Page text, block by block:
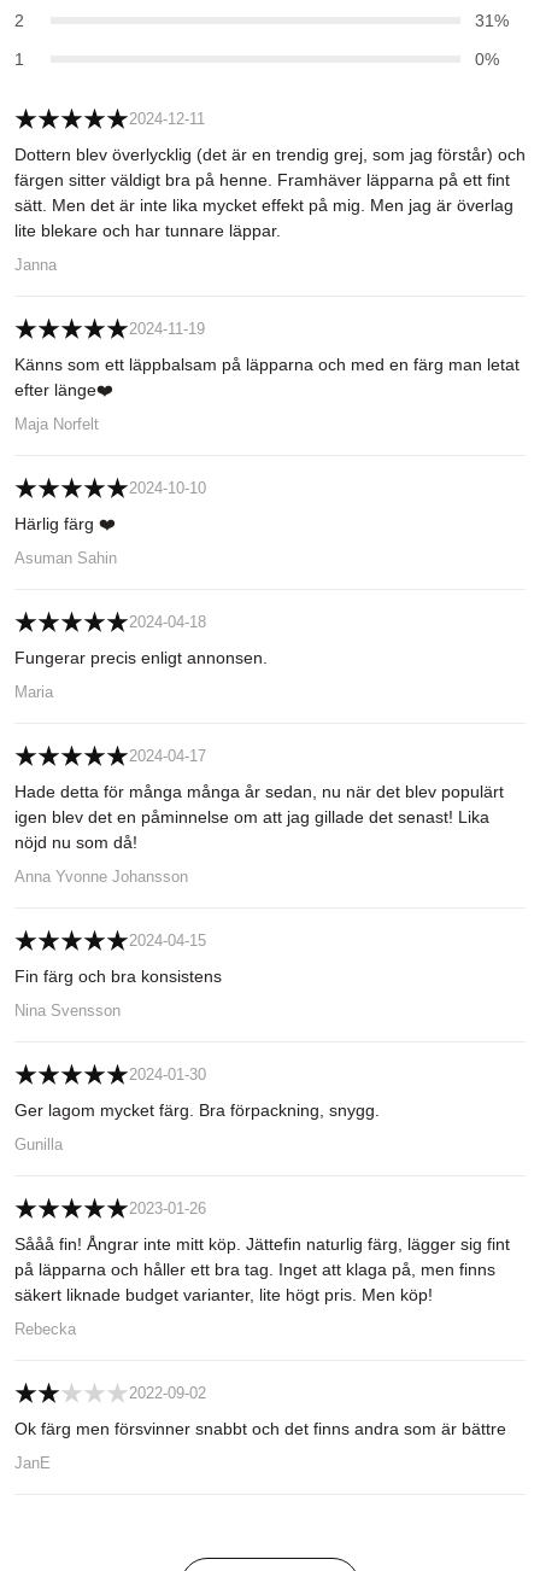
2
31%
1
0%
2024-12-11
Dottern blev överlycklig (det är en trendig grej, som jag förstår) och
färgen sitter väldigt bra på henne. Framhäver läpparna på ett fint
sätt. Men det är inte lika mycket effekt på mig. Men jag är överlag
lite blekare och har tunnare läppar.
Janna
2024-11-19
Känns som ett läppbalsam på läpparna och med en färg man letat
efter länge❤️
Maja Norfelt
2024-10-10
Härlig färg ❤️
Asuman Sahin
2024-04-18
Fungerar precis enligt annonsen.
Maria
2024-04-17
Hade detta för många många år sedan, nu när det blev populärt
igen blev det en påminnelse om att jag gillade det senast! Lika
nöjd nu som då!
Anna Yvonne Johansson
2024-04-15
Fin färg och bra konsistens
Nina Svensson
2024-01-30
Ger lagom mycket färg. Bra förpackning, snygg.
Gunilla
2023-01-26
Sååå fin! Ångrar inte mitt köp. Jättefin naturlig färg, lägger sig fint
på läpparna och håller ett bra tag. Inget att klaga på, men finns
säkert liknade budget varianter, lite högt pris. Men köp!
Rebecka
2022-09-02
Ok färg men försvinner snabbt och det finns andra som är bättre
JanE